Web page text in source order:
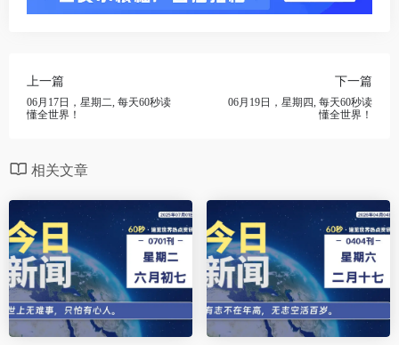
上一篇
06月17日，星期二, 每天60秒读
懂全世界！
下一篇
06月19日，星期四, 每天60秒读
懂全世界！
相关文章